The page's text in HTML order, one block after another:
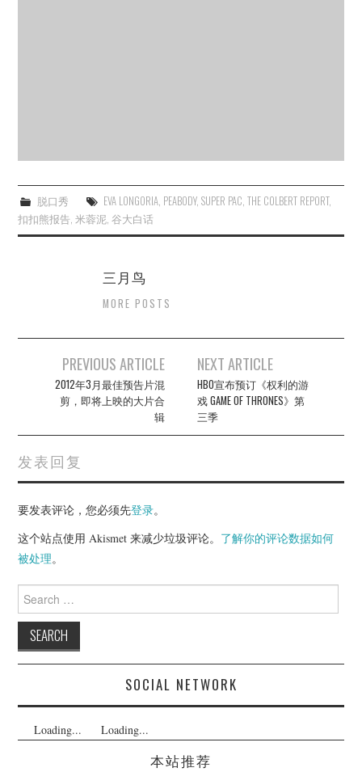
脱口秀 EVA LONGORIA, PEABODY, SUPER PAC, THE COLBERT REPORT,
扣扣熊报告,米蓉泥,谷大白话
三月鸟
MORE POSTS
navigation
PREVIOUS ARTICLE
2012年3月最佳预告片混
剪，即将上映的大片合
辑
NEXT ARTICLE
HBO宣布预订《权利的游
戏 GAME OF THRONES》第
三季
发表回复
要发表评论，您必须先登录。
这个站点使用 Akismet 来减少垃圾评论。 了解你的评论数据如何
被处理。
Search
for:
SOCIAL NETWORK
Loading... Loading...
本站推荐